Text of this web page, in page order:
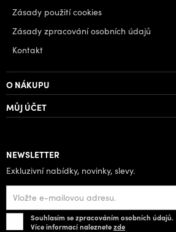
Zásady použití cookies
Zásady zpracování osobních údajů
Kontakt
O NÁKUPU
MŮJ ÚČET
NEWSLETTER
Exkluzivní nabídky, novinky, slevy.
Souhlasím se zpracováním osobních údajů.
Více informací naleznetezde